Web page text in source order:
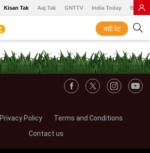
Kisan Tak Aaj Tak GNTTV India Today BT
मंडी रेट
Privacy Policy
Terms and Conditions
Contact us